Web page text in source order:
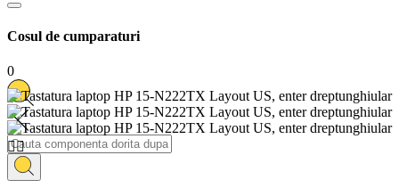
Cosul de cumparaturi
0
